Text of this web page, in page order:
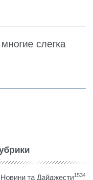
слегка
Новини та Дайджести1534